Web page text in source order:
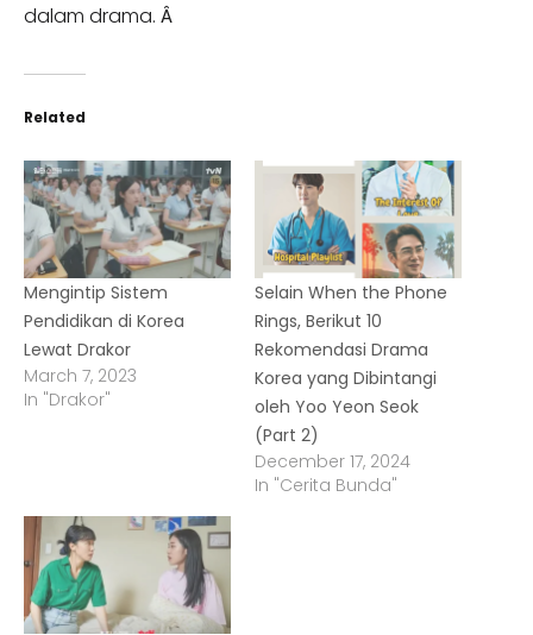
dalam drama. Â
Related
Mengintip Sistem
Pendidikan di Korea
Lewat Drakor
March 7, 2023
In "Drakor"
Selain When the Phone
Rings, Berikut 10
Rekomendasi Drama
Korea yang Dibintangi
oleh Yoo Yeon Seok
(Part 2)
December 17, 2024
In "Cerita Bunda"